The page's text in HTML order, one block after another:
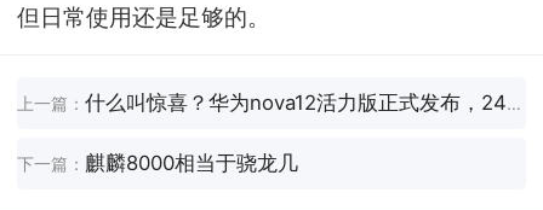
但日常使用还是足够的。
上一篇：什么叫惊喜？华为nova12活力版正式发布，2499元起售！
下一篇： 麒麟8000相当于骁龙几